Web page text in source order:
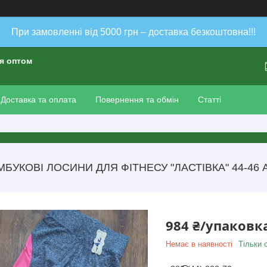
При замовленні від 5000 грн – доставка безкоштовна!!!
оптом
Доставка та оплата Повернення та обмін Статті
ЛОСИНИ ДЛЯ ФІТНЕСУ "ЛАСТІВКА" 44-46
984 ₴/
Немає в наявності Тільки